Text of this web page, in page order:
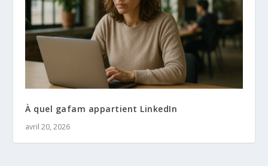
À quel gafam appartient LinkedIn
avril 20, 2026